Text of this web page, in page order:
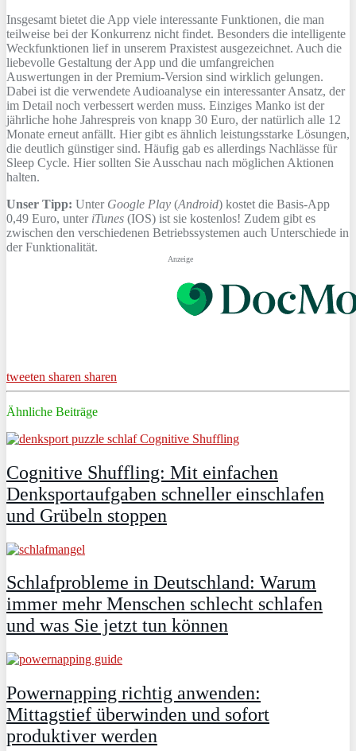
Insgesamt bietet die App viele interessante Funktionen, die man
teilweise bei der Konkurrenz nicht findet. Besonders die intelligente
Weckfunktionen lief in unserem Praxistest ausgezeichnet. Auch die
liebevolle Gestaltung der App und die umfangreichen
Auswertungen in der Premium-Version sind wirklich gelungen.
Dabei ist die verwendete Audioanalyse ein interessanter Ansatz, der
im Detail noch verbessert werden muss. Einziges Manko ist der
jährliche hohe Jahrespreis von knapp 30 Euro, der natürlich alle 12
Monate erneut anfällt. Hier gibt es ähnlich leistungsstarke Lösungen,
die deutlich günstiger sind. Häufig gab es allerdings Nachlässe für
Sleep Cycle. Hier sollten Sie Ausschau nach möglichen Aktionen
halten.
Unser Tipp: Unter Google Play (Android) kostet die Basis-App
0,49 Euro, unter iTunes (IOS) ist sie kostenlos! Zudem gibt es
zwischen den verschiedenen Betriebssystemen auch Unterschiede in
der Funktionalität.
Anzeige
tweeten sharen sharen
Ähnliche Beiträge
Cognitive Shuffling: Mit einfachen
Denksportaufgaben schneller einschlafen
und Grübeln stoppen
Schlafprobleme in Deutschland: Warum
immer mehr Menschen schlecht schlafen
und was Sie jetzt tun können
Powernapping richtig anwenden:
Mittagstief überwinden und sofort
produktiver werden